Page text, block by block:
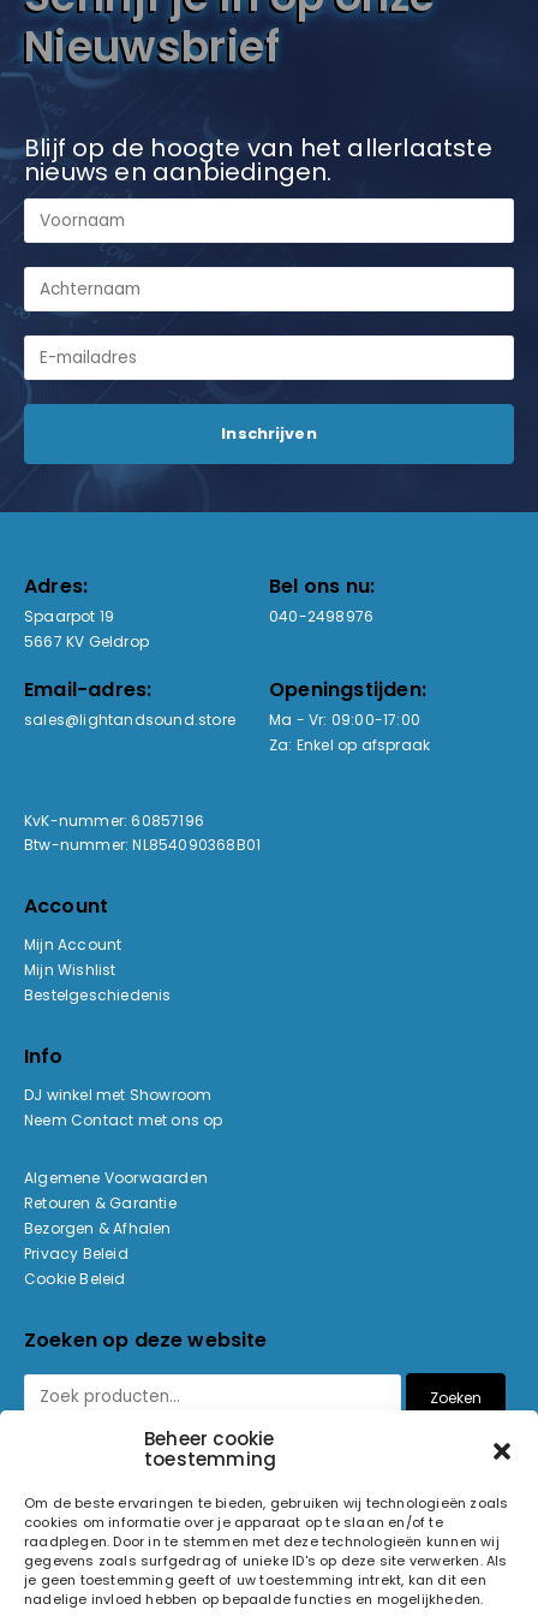
Beheer cookie
toestemming
Om de beste ervaringen te bieden, gebruiken wij technologieën zoals
cookies om informatie over je apparaat op te slaan en/of te
raadplegen. Door in te stemmen met deze technologieën kunnen wij
gegevens zoals surfgedrag of unieke ID's op deze site verwerken. Als
je geen toestemming geeft of uw toestemming intrekt, kan dit een
nadelige invloed hebben op bepaalde functies en mogelijkheden.
Nieuwsbrief
Blijf op de hoogte van het allerlaatste
nieuws en aanbiedingen.
Adres:
Spaarpot 19
5667 KV Geldrop
Bel ons nu:
040-2498976
Email-adres:
sales@lightandsound.store
Openingstijden:
Ma - Vr: 09:00-17:00
Za: Enkel op afspraak
KvK-nummer: 60857196
Btw-nummer: NL854090368B01
Account
Mijn Account
Mijn Wishlist
Bestelgeschiedenis
Info
DJ winkel met Showroom
Neem Contact met ons op
Algemene Voorwaarden
Retouren & Garantie
Bezorgen & Afhalen
Privacy Beleid
Cookie Beleid
Zoeken op deze website
Zoeken